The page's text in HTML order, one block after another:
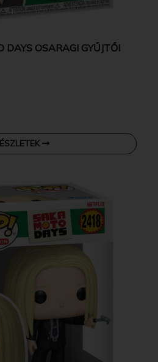
DAYS OSARAGI GYŰJTŐI